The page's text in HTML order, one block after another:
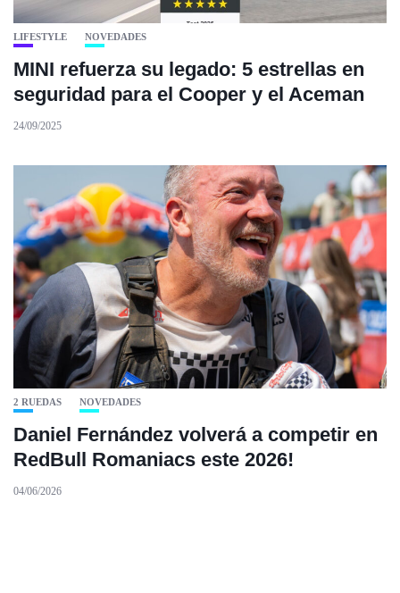
LIFESTYLE NOVEDADES
MINI refuerza su legado: 5 estrellas en
seguridad para el Cooper y el Aceman
24/09/2025
2 RUEDAS NOVEDADES
Daniel Fernández volverá a competir en
RedBull Romaniacs este 2026!
04/06/2026